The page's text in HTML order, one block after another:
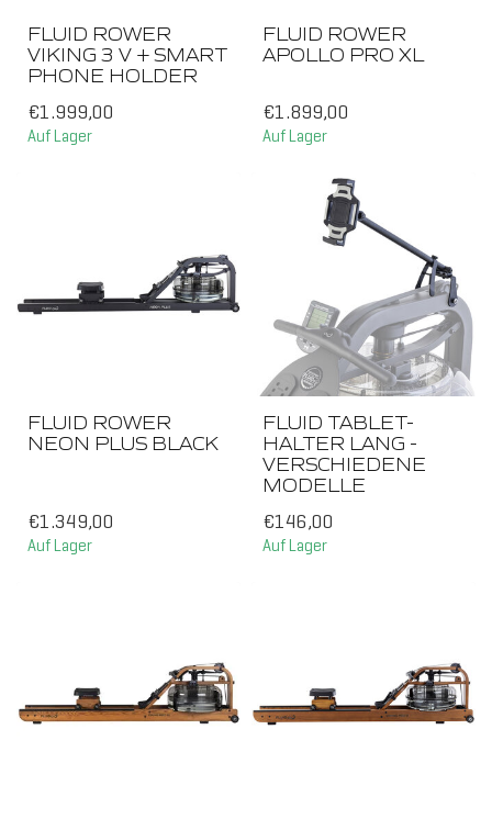
FLUID ROWER
VIKING 3 V + SMART
PHONE HOLDER
€1.999,00
Auf Lager
FLUID ROWER
APOLLO PRO XL
€1.899,00
Auf Lager
FLUID ROWER
NEON PLUS BLACK
€1.349,00
Auf Lager
FLUID TABLET-
HALTER LANG -
VERSCHIEDENE
MODELLE
€146,00
Auf Lager